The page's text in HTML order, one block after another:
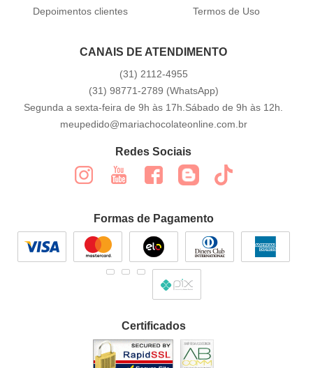
Depoimentos clientes
Termos de Uso
CANAIS DE ATENDIMENTO
(31) 2112-4955
(31) 98771-2789 (WhatsApp)
Segunda a sexta-feira de 9h às 17h.Sábado de 9h às 12h.
meupedido@mariachocolateonline.com.br
Redes Sociais
Formas de Pagamento
Certificados